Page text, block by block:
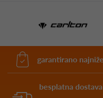
garantirano
besplatna